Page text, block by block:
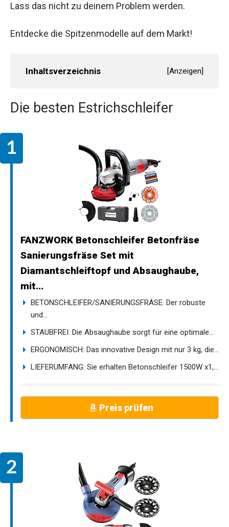
Lass das nicht zu deinem Problem werden.
Entdecke die Spitzenmodelle auf dem Markt!
Inhaltsverzeichnis [Anzeigen]
Die besten Estrichschleifer
FANZWORK Betonschleifer Betonfräse
Sanierungsfräse Set mit
Diamantschleiftopf und Absaughaube,
mit...
BETONSCHLEIFER/SANIERUNGSFRÄSE: Der robuste
und...
STAUBFREI: Die Absaughaube sorgt für eine optimale...
ERGONOMISCH: Das innovative Design mit nur 3 kg, die...
LIEFERUMFANG: Sie erhalten Betonschleifer 1500W x1,...
Preis prüfen